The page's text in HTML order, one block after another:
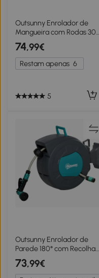
Outsunny Enrolador de
Mangueira com Rodas 30
m (Ø16 Mm) Carrinho em
Metal Verde Escuro
74,99€
Restam apenas 6
5
Outsunny Enrolador de
Parede 180° com Recolha
Automática 15 m + 1,4 m
Lança de Rega Incluída
Cinza Escuro e Verde
73,99€